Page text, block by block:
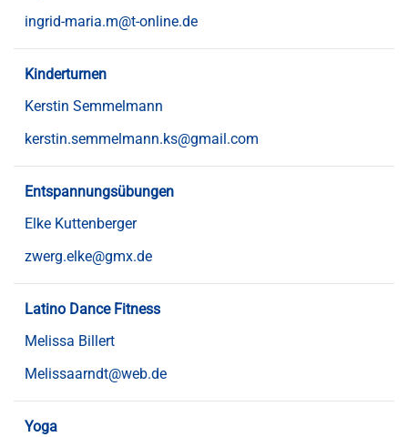
ingrid-maria.m@t-online.de
Kinderturnen
Kerstin Semmelmann
kerstin.semmelmann.ks@gmail.com
Entspannungsübungen
Elke Kuttenberger
zwerg.elke@gmx.de
Latino Dance Fitness
Melissa Billert
Melissaarndt@web.de
Yoga